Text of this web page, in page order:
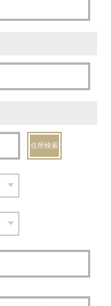
住所検索